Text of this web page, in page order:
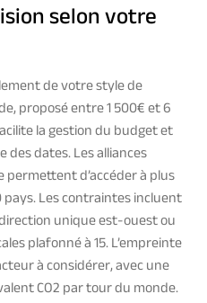
selon votre
de votre style de
proposé entre 1 500€ et 6
la gestion du budget et
dates. Les alliances
permettent d’accéder à plus
Les contraintes incluent
unique est-ouest ou
plafonné à 15. L’empreinte
à considérer, avec une
CO2 par tour du monde.